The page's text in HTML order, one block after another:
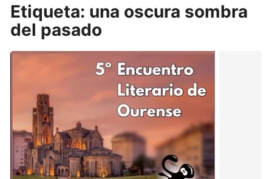
Etiqueta: una oscura sombra
del pasado